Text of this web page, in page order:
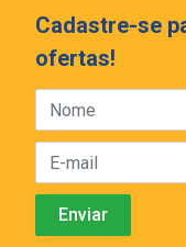
Cadastre-se
ofertas!